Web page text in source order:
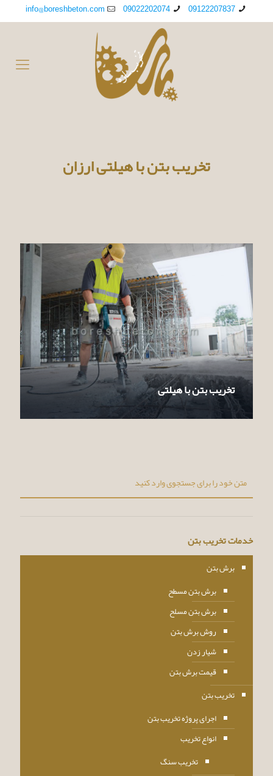
09122207837
09022202074
info@boreshbeton.com
تخریب بتن با هیلتی ارزان
تخریب بتن با هیلتی
خدمات تخریب بتن
برش بتن
برش بتن مسطح
برش بتن مسلح
روش برش بتن
شیار زدن
قیمت برش بتن
تخریب بتن
اجرای پروژه تخریب بتن
انواع تخریب
تخریب سنگ